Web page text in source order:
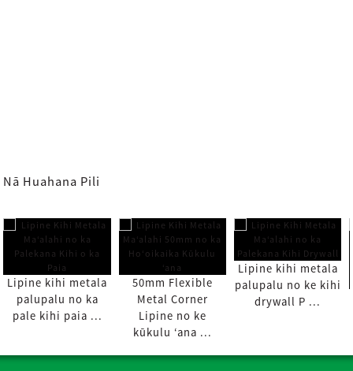
Nā Huahana Pili
Lipine kihi metala
palupalu no ka
pale kihi paia ...
50mm Flexible
Metal Corner
Lipine no ke
kūkulu ʻana ...
Lipine kihi metala
palupalu no ke kihi
drywall P ...